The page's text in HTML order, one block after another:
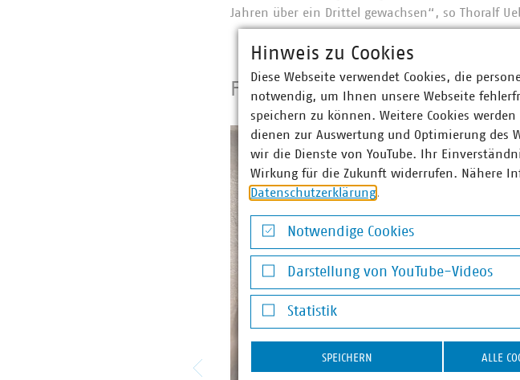
Jahren über ein Drittel gewachsen“, so Thoralf
FOTOGALERIE
Hinweis zu Cookies
Diese Webseite verwendet Cookies, die
notwendig, um Ihnen unsere Webseite
speichern zu können. Weitere Cookies
dienen zur Auswertung und Optimierung des
wir die Dienste von YouTube. Ihr
Wirkung für die Zukunft widerrufen. Nähere
Datenschutzerklärung.
Notwendige Cookies
Notwendige Cookies
Darstellung von YouTube-Videos
Darstellung von YouTube-Videos
Statistik
Statistik
SPEICHERN ALLE